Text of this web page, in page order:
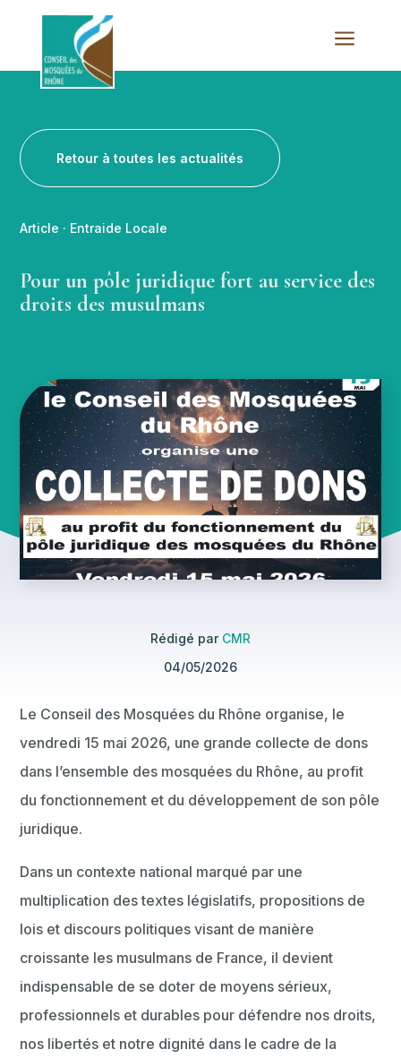
a
Retour à toutes les actualités
Article · Entraide Locale
Pour un pôle juridique fort au service des
droits des musulmans
Rédigé par CMR
04/05/2026
Le Conseil des Mosquées du Rhône organise, le
vendredi 15 mai 2026, une grande collecte de dons
dans l’ensemble des mosquées du Rhône, au profit
du fonctionnement et du développement de son pôle
juridique.
Dans un contexte national marqué par une
multiplication des textes législatifs, propositions de
lois et discours politiques visant de manière
croissante les musulmans de France, il devient
indispensable de se doter de moyens sérieux,
professionnels et durables pour défendre nos droits,
nos libertés et notre dignité dans le cadre de la